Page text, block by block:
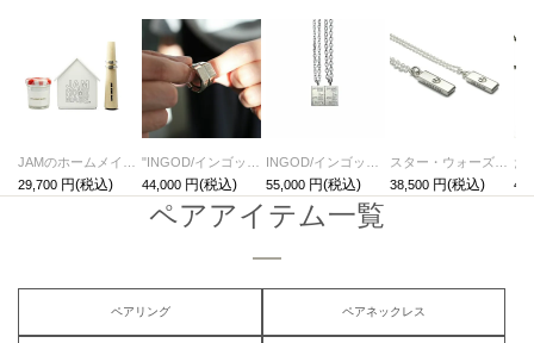
29,700
44,000
55,000
スター・ウォーズ"STARWARS™"メッセージペアネックレス
38,500
ペアアイテム一覧
ペアリング ペアネックレス